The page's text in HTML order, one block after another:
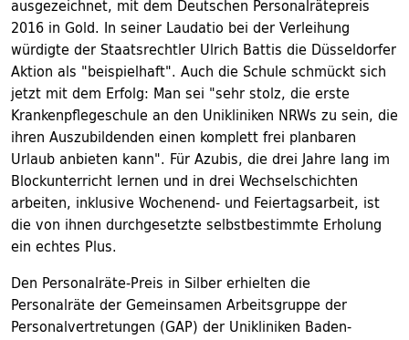
ausgezeichnet, mit dem Deutschen Personalrätepreis
2016 in Gold. In seiner Laudatio bei der Verleihung
würdigte der Staatsrechtler Ulrich Battis die Düsseldorfer
Aktion als "beispielhaft". Auch die Schule schmückt sich
jetzt mit dem Erfolg: Man sei "sehr stolz, die erste
Krankenpflegeschule an den Unikliniken NRWs zu sein, die
ihren Auszubildenden einen komplett frei planbaren
Urlaub anbieten kann". Für Azubis, die drei Jahre lang im
Blockunterricht lernen und in drei Wechselschichten
arbeiten, inklusive Wochenend- und Feiertagsarbeit, ist
die von ihnen durchgesetzte selbstbestimmte Erholung
ein echtes Plus.
Den Personalräte-Preis in Silber erhielten die
Personalräte der Gemeinsamen Arbeitsgruppe der
Personalvertretungen (GAP) der Unikliniken Baden-